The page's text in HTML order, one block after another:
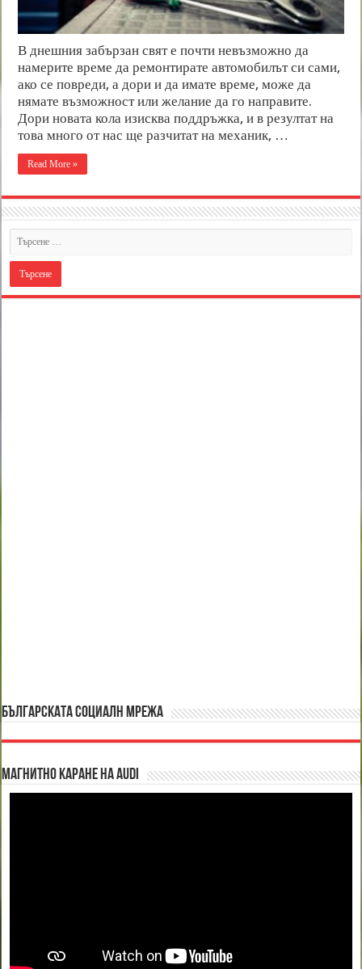
В днешния забързан свят е почти невъзможно да
намерите време да ремонтирате автомобилът си сами,
ако се повреди, а дори и да имате време, може да
нямате възможност или желание да го направите.
Дори новата кола изисква поддръжка, и в резултат на
това много от нас ще разчитат на механик, …
Read More »
БЪЛГАРСКАТА СОЦИАЛН МРЕЖА
Магнитно каране на Audi